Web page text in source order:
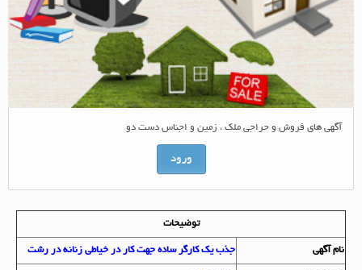
آگهی های فروش و حراجی ملک ، زمین و اجناس دست دو
ورود
توضیحات
نام آگهي جذب یک کارگر ساده جهت کار در خیاطی زنانه در رشت